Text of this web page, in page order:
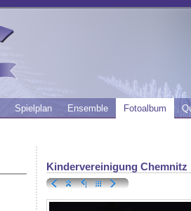
Spielplan Ensemble Fotoalbum
Kindervereinigung Chemnitz